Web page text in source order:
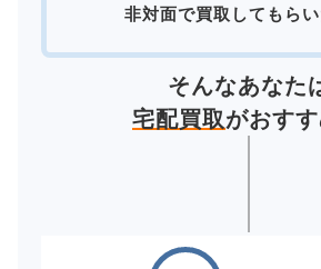
非対面で買取してもらい
そんなあなた
宅配買取がおすす